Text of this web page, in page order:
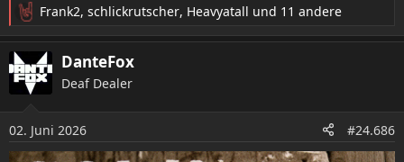
R
e
a
k
t
n
e
Frank2, schlickrutscher, Heavyatall und 11 andere
DanteFox
Deaf Dealer
02. Juni 2026 #24.686